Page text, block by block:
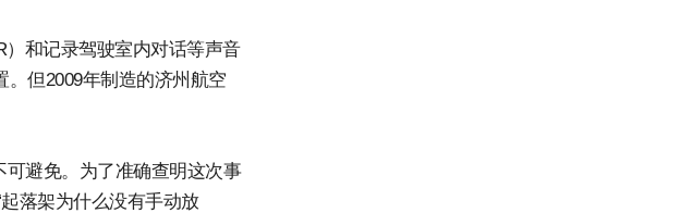
和记录驾驶室内对话等声音
但2009年制造的济州航空
避免。为了准确查明这次事
落架为什么没有手动放